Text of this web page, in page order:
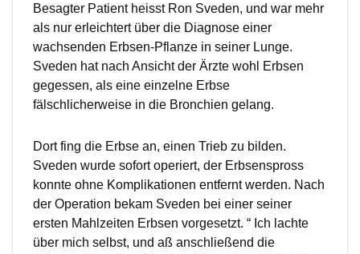
Besagter Patient heisst Ron Sveden, und war mehr
als nur erleichtert über die Diagnose einer
wachsenden Erbsen-Pflanze in seiner Lunge.
Sveden hat nach Ansicht der Ärzte wohl Erbsen
gegessen, als eine einzelne Erbse
fälschlicherweise in die Bronchien gelang.
Dort fing die Erbse an, einen Trieb zu bilden.
Sveden wurde sofort operiert, der Erbsenspross
konnte ohne Komplikationen entfernt werden. Nach
der Operation bekam Sveden bei einer seiner
ersten Mahlzeiten Erbsen vorgesetzt. “ Ich lachte
über mich selbst, und aß anschließend die